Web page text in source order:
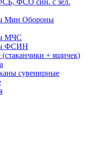
ФСО син. с зел.
Мин Обороны
МЧС
ФСИН
+ ящичек)
сувенирные